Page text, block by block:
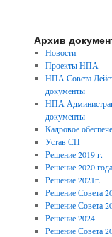
Архив
Новости
Проекты НПА
НПА Совета
документы
НПА
документы
Кадровое
Устав СП
Решение 2019 г.
Решение 2020 года
Решение 2021г.
Решение Совета
Решение Совета
Решение 2024
Решение Совета